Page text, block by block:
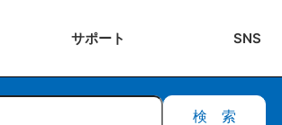
サポート SNS
検索